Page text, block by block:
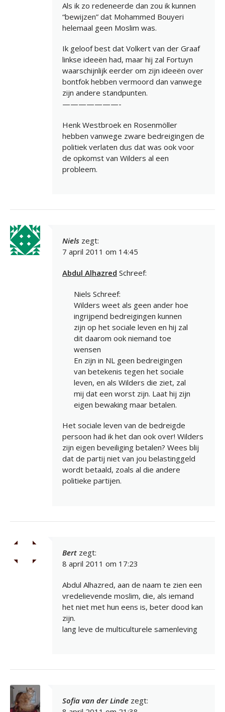
Als ik zo redeneerde dan zou ik kunnen
“bewijzen” dat Mohammed Bouyeri
helemaal geen Moslim was.
Ik geloof best dat Volkert van der Graaf
linkse ideeën had, maar hij zal Fortuyn
waarschijnlijk eerder om zijn ideeën over
bontfok hebben vermoord dan vanwege
zijn andere standpunten.
———————-
Henk Westbroek en Rosenmöller
hebben vanwege zware bedreigingen de
politiek verlaten dus dat was ook voor
de opkomst van Wilders al een
probleem.
Niels zegt:
7 april 2011 om 14:45
Abdul Alhazred Schreef:
Niels Schreef:
Wilders weet als geen ander hoe
ingrijpend bedreigingen kunnen
zijn op het sociale leven en hij zal
dit daarom ook niemand toe
wensen
En zijn in NL geen bedreigingen
van betekenis tegen het sociale
leven, en als Wilders die ziet, zal
mij dat een worst zijn. Laat hij zijn
eigen bewaking maar betalen.
Het sociale leven van de bedreigde
persoon had ik het dan ook over! Wilders
zijn eigen beveiliging betalen? Wees blij
dat de partij niet van jou belastinggeld
wordt betaald, zoals al die andere
politieke partijen.
Bert zegt:
8 april 2011 om 17:23
Abdul Alhazred, aan de naam te zien een
vredelievende moslim, die, als iemand
het niet met hun eens is, beter dood kan
zijn.
lang leve de multiculturele samenleving
Sofia van der Linde zegt: